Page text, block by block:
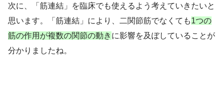
次に、「筋連結」を臨床でも使えるよう考えていきたいと
思います。
「筋連結」により、二関節筋でなくても1つの
筋の作用が複数の関節の動き に影響を及ぼしていることが
分かりましたね。